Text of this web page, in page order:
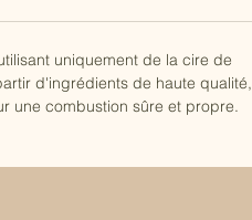
uniquement de la cire de
d'ingrédients de haute qualité,
une combustion sûre et propre.